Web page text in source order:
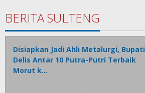
BERITA SULTENG
Disiapkan Jadi Ahli Metalurgi, Bupati
Delis Antar 10 Putra-Putri Terbaik
Morut k…